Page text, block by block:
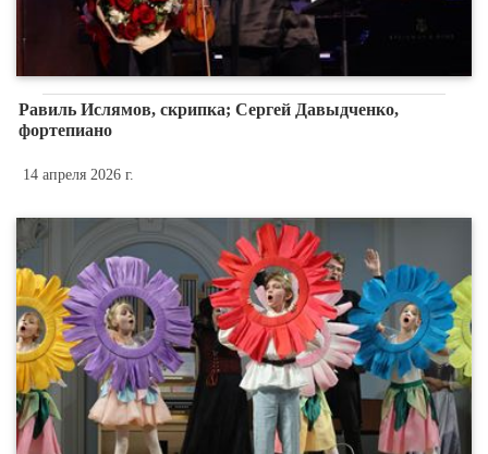
Равиль Ислямов, скрипка; Сергей Давыдченко,
фортепиано
14 апреля 2026 г.